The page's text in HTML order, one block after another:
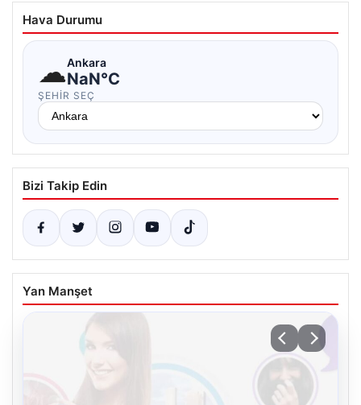
Hava Durumu
☁Ankara
NaN°C
ŞEHIR SEÇ
Bizi Takip Edin
Yan Manşet